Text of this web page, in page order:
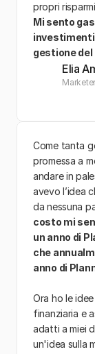
Mi sento
gestione
Elia
Marketer
Come tanta
promessa a
andare in
avevo l’idea
da nessuna
costo mi
un anno di
che
anno di
Ora ho le
finanziaria e
adatti a miei
un'idea sulla